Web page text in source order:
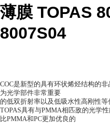
薄膜 TOPAS
8007S04
COC是新型的具有环状烯烃结构的
为光学部件非常重要
的低双折射率以及低吸水性高刚性等
TOPAS具有与PMMA相匹敌的光学
比PMMA和PC更加优良的